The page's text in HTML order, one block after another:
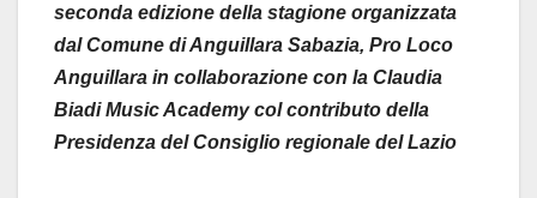
seconda edizione della stagione organizzata
dal Comune di Anguillara Sabazia, Pro Loco
Anguillara in collaborazione con la Claudia
Biadi Music Academy col contributo della
Presidenza del Consiglio regionale del Lazio